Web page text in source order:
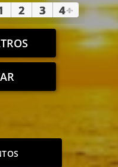
2 3 4+